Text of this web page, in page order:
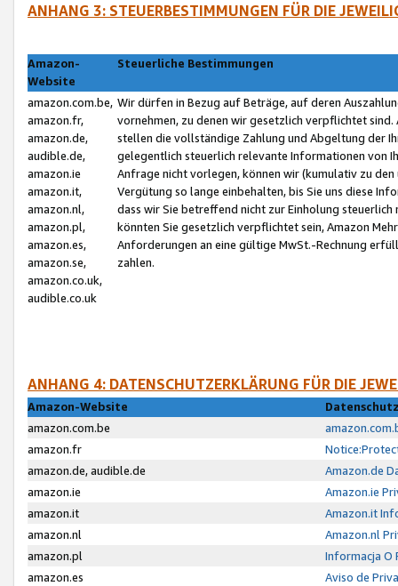
ANHANG 3: STEUERBESTIMMUNGEN FÜR DIE
Amazon-
Website
Steuerliche Bestimmungen
amazon.com.be,
amazon.fr,
amazon.de,
audible.de,
amazon.ie
amazon.it,
amazon.nl,
amazon.pl,
amazon.es,
amazon.se,
amazon.co.uk,
audible.co.uk
Wir dürfen in Bezug auf Beträge, auf deren
vornehmen, zu denen wir gesetzlich verpflichtet
stellen die vollständige Zahlung und Abgeltung der
gelegentlich steuerlich relevante Informationen von
Anfrage nicht vorlegen, können wir (kumulativ zu
Vergütung so lange einbehalten, bis Sie uns diese
dass wir Sie betreffend nicht zur Einholung
könnten Sie gesetzlich verpflichtet sein, Amazon
Anforderungen an eine gültige MwSt.-Rechnung
zahlen.
ANHANG 4: DATENSCHUTZERKLÄRUNG FÜR DIE
Amazon-Website
amazon.com.be
amazon.fr
amazon.de, audible.de
Amazon.de
amazon.ie
Amazon.ie
amazon.it
Amazon.it
amazon.nl
Amazon.nl
amazon.pl
Informacja O
amazon.es
Aviso de